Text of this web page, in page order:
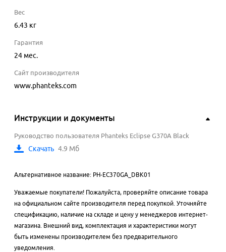
Вес
6.43 кг
Гарантия
24 мес.
Сайт производителя
www.phanteks.com
Инструкции и документы
Руководство пользователя Phanteks Eclipse G370A Black
Скачать 4.9 Мб
Альтернативное название: PH-EC370GA_DBK01
Уважаемые покупатели! Пожалуйста, проверяйте описание товара
на официальном сайте производителя перед покупкой. Уточняйте
спецификацию, наличие на складе и цену у менеджеров интернет-
магазина. Внешний вид, комплектация и характеристики могут
быть изменены производителем без предварительного
уведомления.